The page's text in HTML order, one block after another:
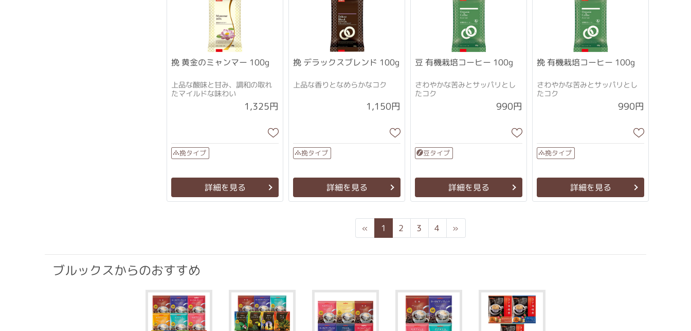
挽 黄金のミャンマー 100g
上品な酸味と甘み、調和の取れ
たマイルドな味わい
1,325円
挽タイプ
詳細を見る
挽 デラックスブレンド 100g
上品な香りとなめらかなコク
1,150円
挽タイプ
詳細を見る
豆 有機栽培コーヒー 100g
さわやかな苦みとサッパリとし
たコク
990円
豆タイプ
詳細を見る
挽 有機栽培コーヒー 100g
さわやかな苦みとサッパリとし
たコク
990円
挽タイプ
詳細を見る
« Previous
1 2 3 4 »
ブルックスからのおすすめ